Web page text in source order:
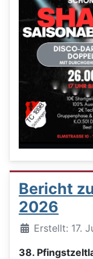
Bericht
2026
DetailsErstellt: 17.
38.